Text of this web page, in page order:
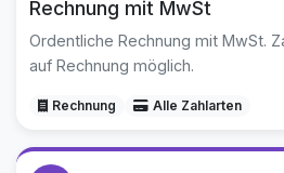
Rechnung mit MwSt
Ordentliche Rechnung mit MwSt.
auf Rechnung möglich.
Rechnung Alle Zahlarten